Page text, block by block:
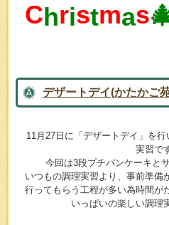
Christmas
デザートデイ(かたかご
11月27日に「デザートデイ」を
実習で
今回は3段プチパンケーキと
いつもの調理実習より、事前準備
行ってもらう工程が多い為時間が
いっぱいの楽しい調理